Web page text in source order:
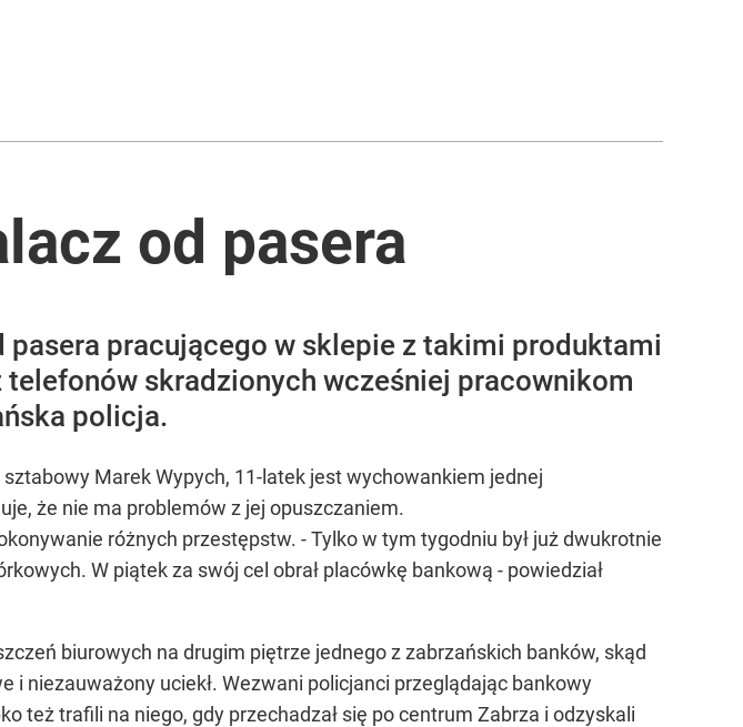
od pasera
pasera pracującego w sklepie z takimi produktami
skradzionych wcześniej pracownikom
policja.
Marek Wypych, 11-latek jest wychowankiem jednej
że nie ma problemów z jej opuszczaniem.
różnych przestępstw. - Tylko w tym tygodniu był już dwukrotnie
W piątek za swój cel obrał placówkę bankową - powiedział
biurowych na drugim piętrze jednego z zabrzańskich banków, skąd
niezauważony uciekł. Wezwani policjanci przeglądając bankowy
też trafili na niego, gdy przechadzał się po centrum Zabrza i odzyskali